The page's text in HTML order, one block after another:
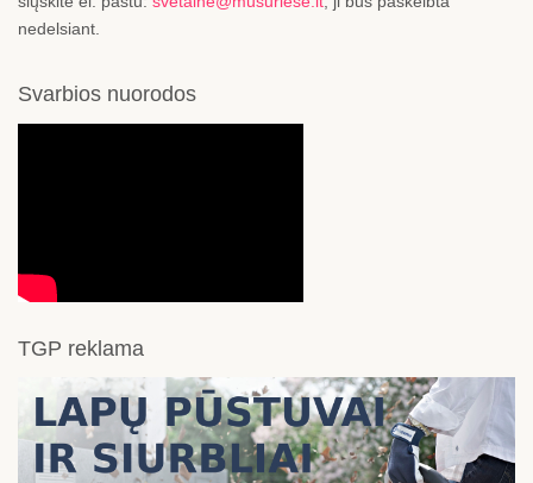
nedelsiant.
Svarbios nuorodos
TGP reklama